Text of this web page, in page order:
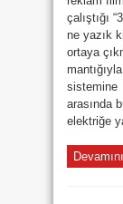
çalıştığı
ne yazık
ortaya
sistemine
arasında
elektriğe